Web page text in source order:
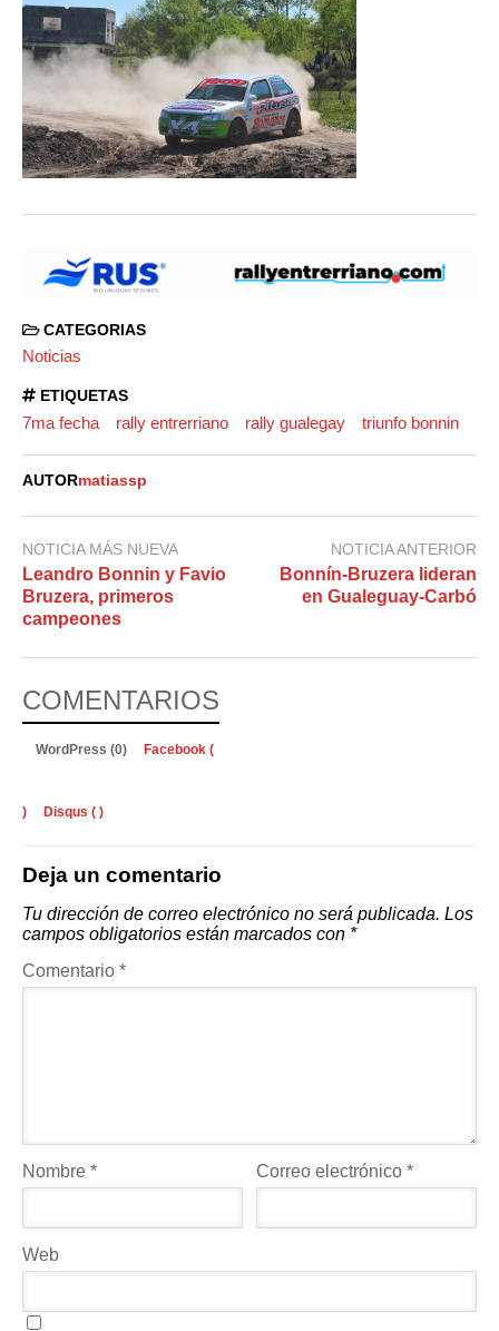
CATEGORIAS
Noticias
ETIQUETAS
7ma fecha rally entrerriano rally gualegay triunfo bonnin
AUTORmatiassp
NOTICIA MÁS NUEVA
Leandro Bonnin y Favio
Bruzera, primeros
campeones
NOTICIA ANTERIOR
Bonnín-Bruzera lideran
en Gualeguay-Carbó
COMENTARIOS
WordPress (0) Facebook (
) Disqus ( )
Deja un comentario
Tu dirección de correo electrónico no será publicada. Los
campos obligatorios están marcados con *
Comentario *
Nombre * Correo electrónico*
Web